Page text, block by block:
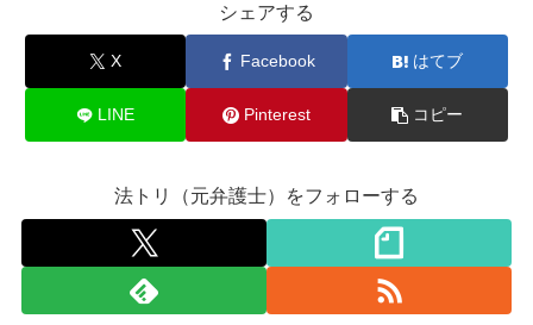
シェアする
X Facebook はてブ
LINE Pinterest コピー
法トリ（元弁護士）をフォローする